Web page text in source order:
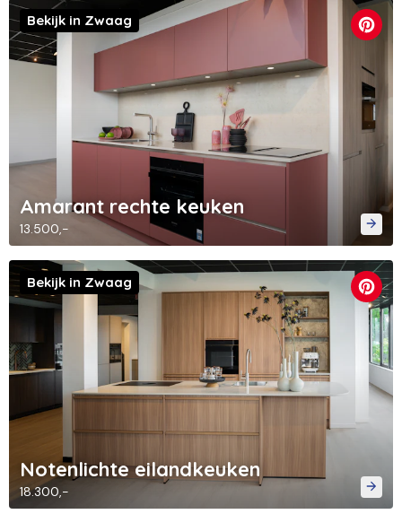
Amarant rechte keuken
13.500,-
Bekijk in Zwaag
Notenlichte eilandkeuken
18.300,-
Bekijk in Zwaag